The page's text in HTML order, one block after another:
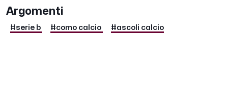
Argomenti
#serie b #como calcio #ascoli calcio